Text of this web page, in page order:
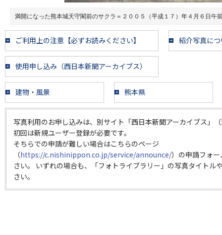
満開になった熊本城天守閣前のサクラ＝２００５（平成１７）年４月６日午
ご利用上の注意【必ずお読みください】 紹介写真に
使用申し込み（西日本新聞アーカイブス）
建物・風景 熊本県
写真利用のお申し込みは、別サイト「西日本新聞アーカイブス」
初回は新規ユーザー登録が必要です。
そちらでの申請が難しい場合はこちらのページ
（https://c.nishinippon.co.jp/service/announce/）の申請フォ
さい。 いずれの場合も、「フォトライブラリー」の写真タイトル
さい。